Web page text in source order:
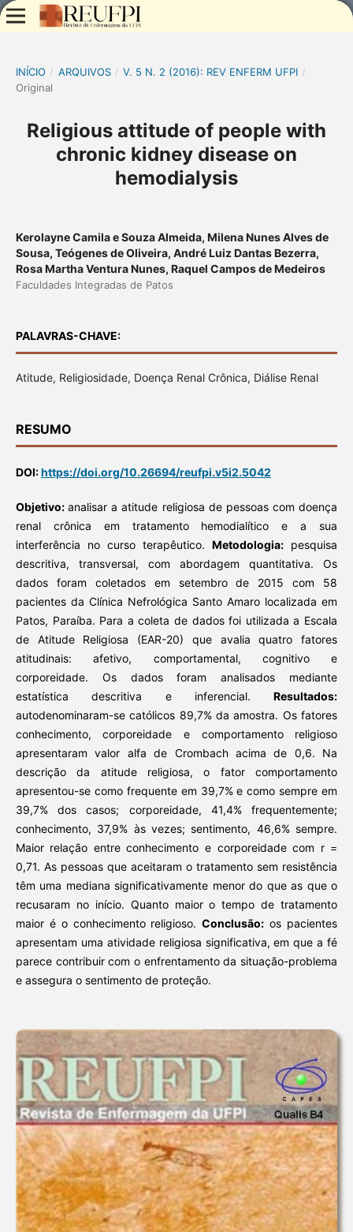
INÍCIO / ARQUIVOS / V. 5 N. 2 (2016): REV ENFERM UFPI /
Original
Religious attitude of people with
chronic kidney disease on
hemodialysis
Kerolayne Camila e Souza Almeida, Milena Nunes Alves de
Sousa, Teógenes de Oliveira, André Luiz Dantas Bezerra,
Rosa Martha Ventura Nunes, Raquel Campos de Medeiros
Faculdades Integradas de Patos
PALAVRAS-CHAVE:
Atitude, Religiosidade, Doença Renal Crônica, Diálise Renal
RESUMO
DOI:https://doi.org/10.26694/reufpi.v5i2.5042
Objetivo:analisar a atitude religiosa de pessoas com doença
renal crônica em tratamento hemodialítico e a sua
interferência no curso terapêutico.Metodologia: pesquisa
descritiva, transversal, com abordagem quantitativa. Os
dados foram coletados em setembro de 2015 com 58
pacientes da Clínica Nefrológica Santo Amaro localizada em
Patos, Paraíba. Para a coleta de dados foi utilizada a Escala
de Atitude Religiosa (EAR-20) que avalia quatro fatores
atitudinais: afetivo, comportamental, cognitivo e
corporeidade. Os dados foram analisados mediante
estatística descritiva e inferencial.Resultados:
autodenominaram-se católicos 89,7% da amostra. Os fatores
conhecimento, corporeidade e comportamento religioso
apresentaram valor alfa de Crombach acima de 0,6. Na
descrição da atitude religiosa, o fator comportamento
apresentou-se como frequente em 39,7% e como sempre em
39,7% dos casos; corporeidade, 41,4% frequentemente;
conhecimento, 37,9% às vezes; sentimento, 46,6% sempre.
Maior relação entre conhecimento e corporeidade com r =
0,71. As pessoas que aceitaram o tratamento sem resistência
têm uma mediana significativamente menor do que as que o
recusaram no início. Quanto maior o tempo de tratamento
maior é o conhecimento religioso.Conclusão: os pacientes
apresentam uma atividade religiosa significativa, em que a fé
parece contribuir com o enfrentamento da situação-problema
e assegura o sentimento de proteção.